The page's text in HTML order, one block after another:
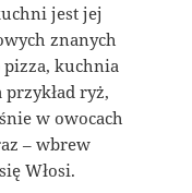
jest jej
znanych
kuchnia
ryż,
w owocach
– wbrew
Włosi.